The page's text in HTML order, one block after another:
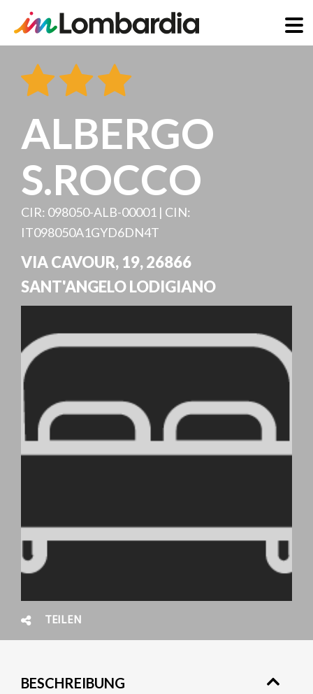
zum
Inhalt
ALBERGO
S.ROCCO
CIR: 098050-ALB-00001 | CIN:
IT098050A1GYD6DN4T
VIA CAVOUR, 19,26866
SANT'ANGELO LODIGIANO
TEILEN
BESCHREIBUNG